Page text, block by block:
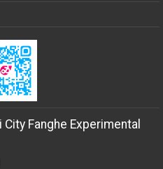
Fanghe Experimental